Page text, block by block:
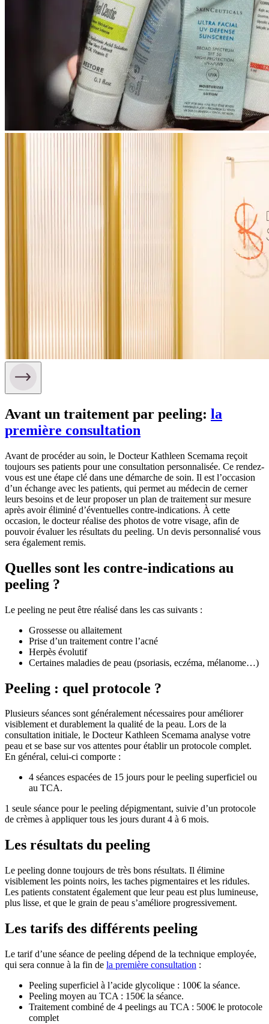
Avant un traitement par peeling: la
première consultation
Avant de procéder au soin, le Docteur Kathleen Scemama reçoit
toujours ses patients pour une consultation personnalisée. Ce rendez-
vous est une étape clé dans une démarche de soin. Il est l’occasion
d’un échange avec les patients, qui permet au médecin de cerner
leurs besoins et de leur proposer un plan de traitement sur mesure
après avoir éliminé d’éventuelles contre-indications. À cette
occasion, le docteur réalise des photos de votre visage, afin de
pouvoir évaluer les résultats du peeling. Un devis personnalisé vous
sera également remis.
Quelles sont les contre-indications au
peeling ?
Le peeling ne peut être réalisé dans les cas suivants :
Grossesse ou allaitement
Prise d’un traitement contre l’acné
Herpès évolutif
Certaines maladies de peau (psoriasis, eczéma, mélanome…)
Peeling : quel protocole ?
Plusieurs séances sont généralement nécessaires pour améliorer
visiblement et durablement la qualité de la peau. Lors de la
consultation initiale, le Docteur Kathleen Scemama analyse votre
peau et se base sur vos attentes pour établir un protocole complet.
En général, celui-ci comporte :
4 séances espacées de 15 jours pour le peeling superficiel ou
au TCA.
1 seule séance pour le peeling dépigmentant, suivie d’un protocole
de crèmes à appliquer tous les jours durant 4 à 6 mois.
Les résultats du peeling
Le peeling donne toujours de très bons résultats. Il élimine
visiblement les points noirs, les taches pigmentaires et les ridules.
Les patients constatent également que leur peau est plus lumineuse,
plus lisse, et que le grain de peau s’améliore progressivement.
Les tarifs des différents peeling
Le tarif d’une séance de peeling dépend de la technique employée,
qui sera connue à la fin de la première consultation :
Peeling superficiel à l’acide glycolique : 100€ la séance.
Peeling moyen au TCA : 150€ la séance.
Traitement combiné de 4 peelings au TCA : 500€ le protocole
complet